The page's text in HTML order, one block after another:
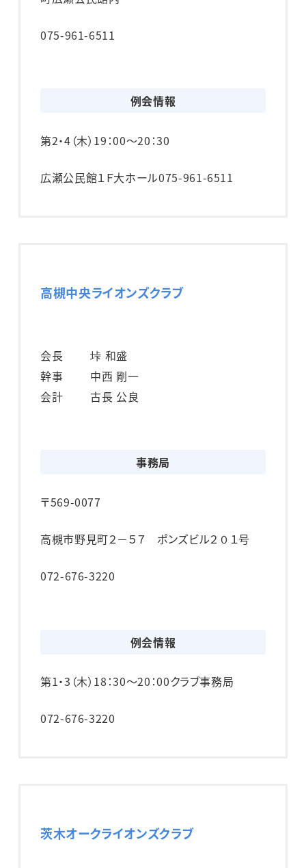
075-961-6511
例会情報
第2・4（木） 19：00～20：30
広瀬公民館１Ｆ大ホール075-961-6511
高槻中央ライオンズクラブ
会長
垰 和盛
幹事
中西 剛一
会計
古長 公良
事務局
〒569-0077
高槻市野見町２－５７ ポンズビル２０１号
072-676-3220
例会情報
第1・3（木） 18：30～20：00クラブ事務局
072-676-3220
茨木オークライオンズクラブ